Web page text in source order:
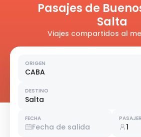
Pasajes de
Salta
Viajes compartidos al
ORIGEN
CABA
DESTINO
Salta
FECHA
Fecha de salida 1